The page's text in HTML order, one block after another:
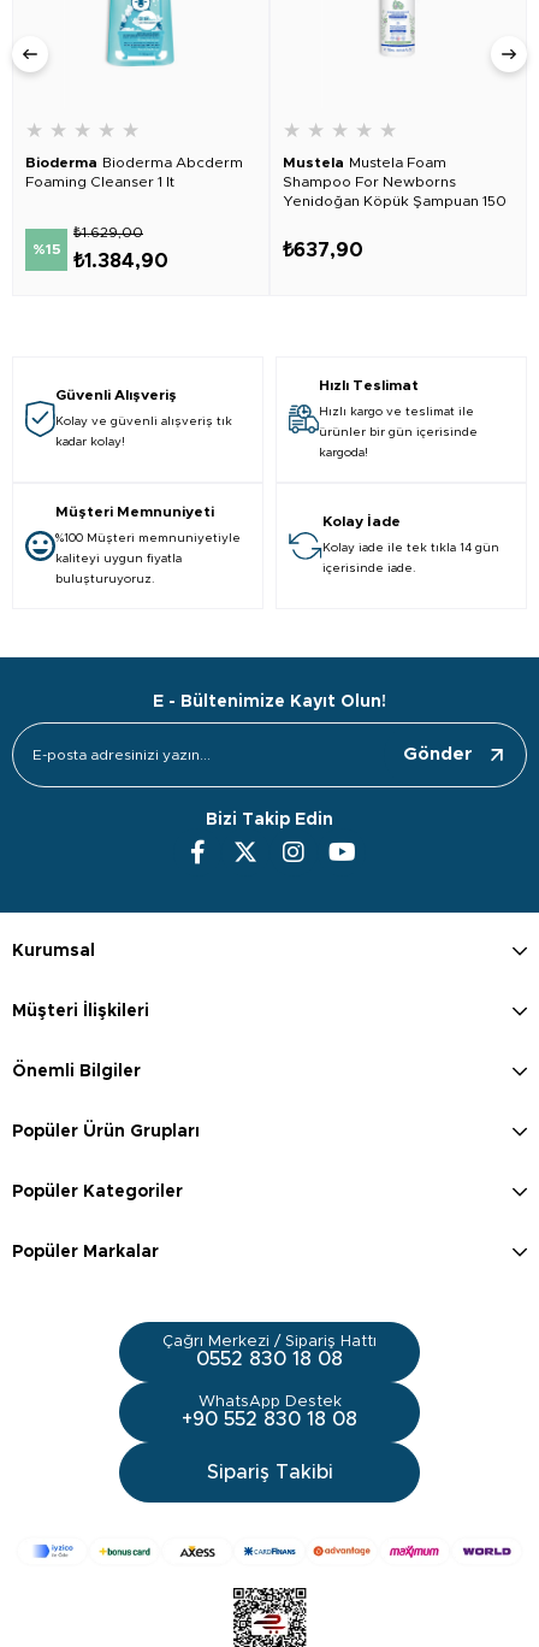
★ ★ ★ ★ ★
Bioderma Bioderma Abcderm
Foaming Cleanser 1 lt
%15
₺1.384,90
₺1.629,00
★ ★ ★ ★ ★
Mustela Mustela Foam
Shampoo For Newborns
Yenidoğan Köpük Şampuan 150
₺637,90
Güvenli Alışveriş
Kolay ve güvenli alışveriş tık
kadar kolay!
Hızlı Teslimat
Hızlı kargo ve teslimat ile
ürünler bir gün içerisinde
kargoda!
Müşteri Memnuniyeti
%100 Müşteri memnuniyetiyle
kaliteyi uygun fiyatla
buluşturuyoruz.
Kolay İade
Kolay iade ile tek tıkla 14 gün
içerisinde iade.
E - Bültenimize Kayıt Olun!
Gönder
Bizi Takip Edin
Kurumsal
Müşteri İlişkileri
Önemli Bilgiler
Popüler Ürün Grupları
Popüler Kategoriler
Popüler Markalar
Çağrı Merkezi / Sipariş Hattı
0552 830 18 08
WhatsApp Destek
+90 552 830 18 08
Sipariş Takibi